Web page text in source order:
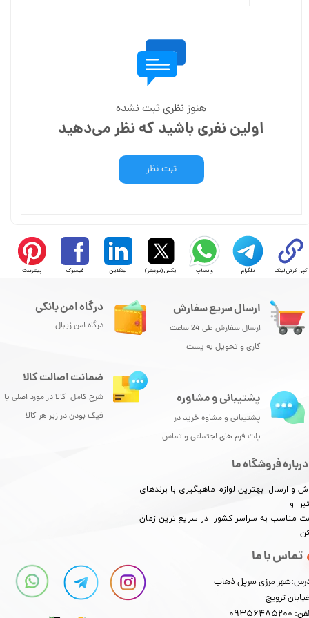
هنوز نظری ثبت نشده
اولین نفری باشید که نظر می‌دهید
ثبت نظر
کپی کردن لینک تلگرام واتساپ ایکس (توییتر) لینکدین فیسبوک پینترست
ارسال سریع سفارش
ارسال سفارش طی 24 ساعت
کاری و تحویل به پست
درباره فروشگاه ما
و ارسال بهترین لوازم ماهیگیری با برندهای
و
مناسب به سراسر کشور در سریع ترین زمان
تماس با ما
مرزی سرپل ذهاب
ترویج
درگاه امن بانکی
درگاه امن زیبال
پشتیبانی و مشاوره
پشتیبانی و مشاوه خرید در
پلت فرم های اجتماعی و تماس
ضمانت اصالت کالا
شرح کامل کالا در مورد اصلی یا
فیک بودن در زیر هر کالا